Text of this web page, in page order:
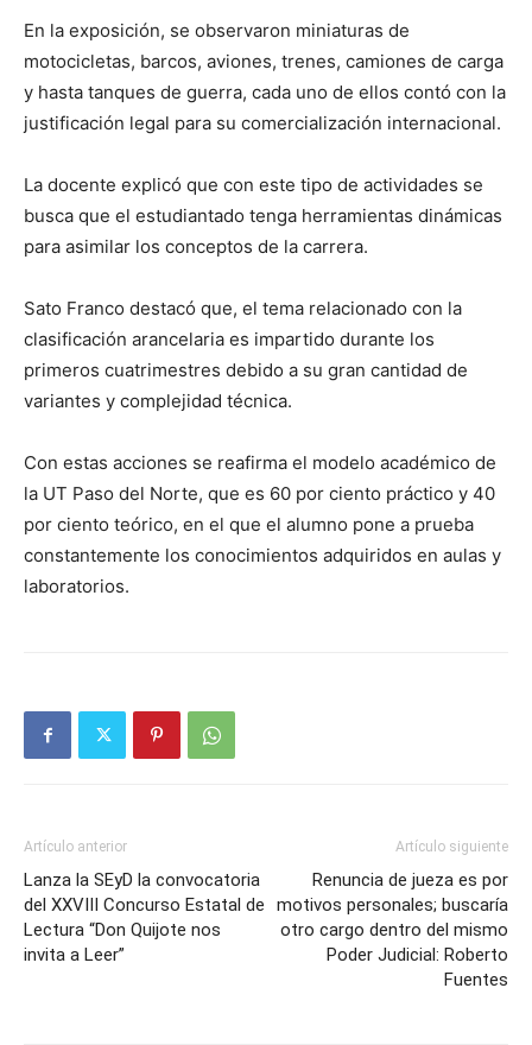
En la exposición, se observaron miniaturas de
motocicletas, barcos, aviones, trenes, camiones de carga
y hasta tanques de guerra, cada uno de ellos contó con la
justificación legal para su comercialización internacional.
La docente explicó que con este tipo de actividades se
busca que el estudiantado tenga herramientas dinámicas
para asimilar los conceptos de la carrera.
Sato Franco destacó que, el tema relacionado con la
clasificación arancelaria es impartido durante los
primeros cuatrimestres debido a su gran cantidad de
variantes y complejidad técnica.
Con estas acciones se reafirma el modelo académico de
la UT Paso del Norte, que es 60 por ciento práctico y 40
por ciento teórico, en el que el alumno pone a prueba
constantemente los conocimientos adquiridos en aulas y
laboratorios.
Artículo anterior
Lanza la SEyD la convocatoria
del XXVIII Concurso Estatal de
Lectura “Don Quijote nos
invita a Leer”
Artículo siguiente
Renuncia de jueza es por
motivos personales; buscaría
otro cargo dentro del mismo
Poder Judicial: Roberto
Fuentes